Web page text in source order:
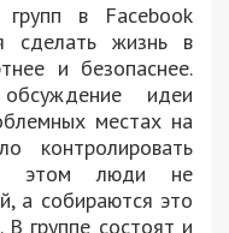
в Facebook
сделать жизнь в
и безопаснее.
идеи
местах на
контролировать
этом люди не
а собираются это
группе состоят и